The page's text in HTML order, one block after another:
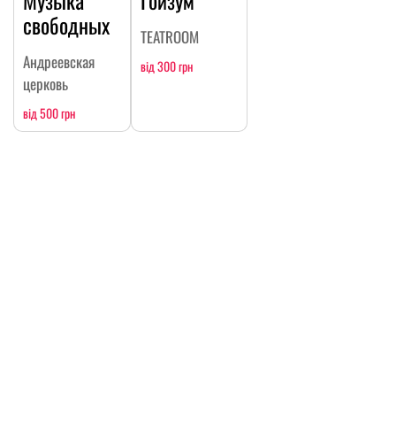
свободных
Андреевская
церковь
від 500 грн
TEATROOM
від 300 грн